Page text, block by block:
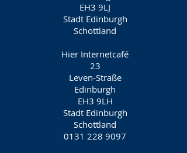
EH3 9LJ
Stadt Edinburgh
Schottland
Hier Internetcafé
23
Leven-Straße
Edinburgh
EH3 9LH
Stadt Edinburgh
Schottland
0131 228 9097